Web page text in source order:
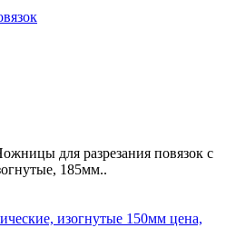
для разрезания повязок с
185мм..